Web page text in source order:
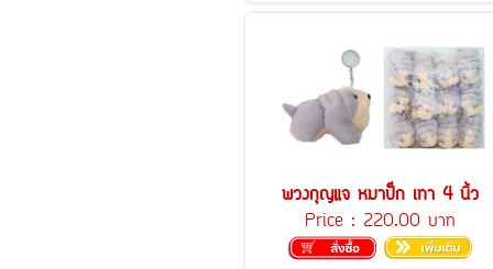
พวงกุญแจ หมาปั๊ก เทา 4 นิ้ว
Price : 220.00 บาท